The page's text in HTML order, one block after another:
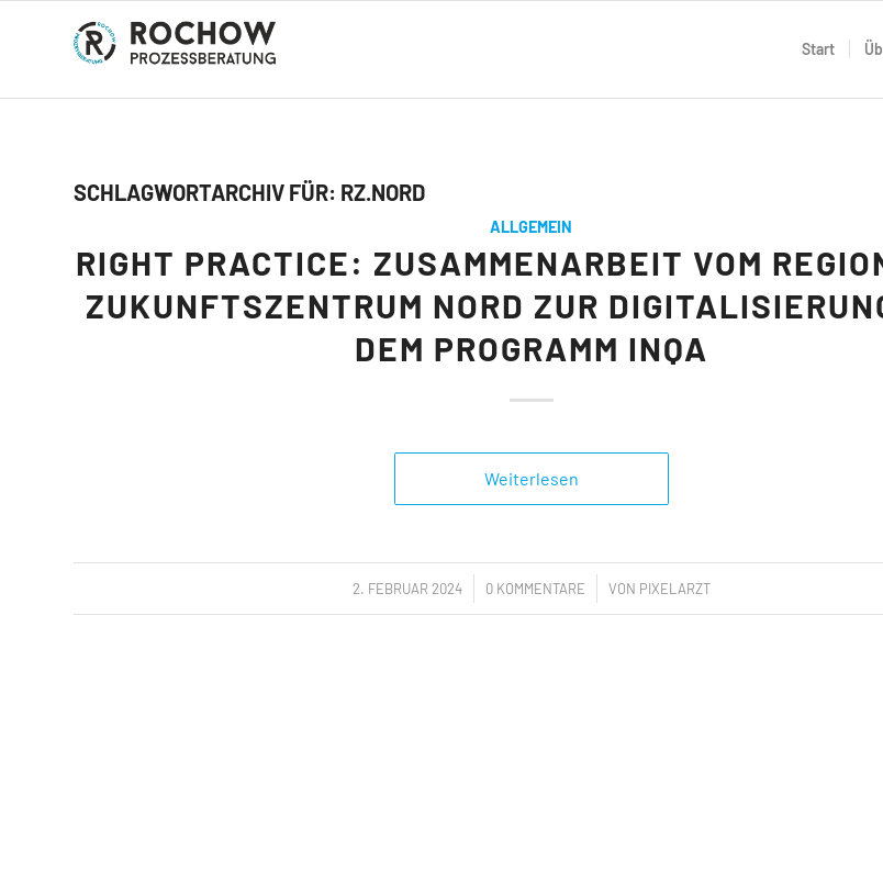
Start
SCHLAGWORTARCHIV FÜR: RZ.NORD
ALLGEMEIN
RIGHT PRACTICE: ZUSAMMENARBEIT VOM
ZUKUNFTSZENTRUM NORD ZUR
DEM PROGRAMM INQA
Weiterlesen
2. FEBRUAR 2024
/ 0 KOMMENTARE
/ VON PIXELARZT